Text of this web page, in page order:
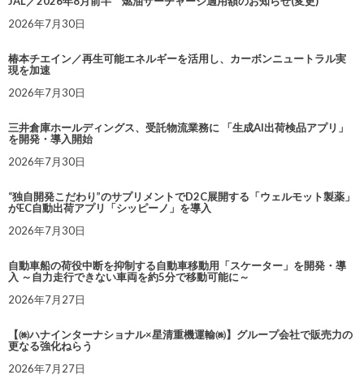
2026年7月30日
椿本チエイン／再生可能エネルギーを活用し、カーボンニュートラル実
現を加速
2026年7月30日
三井倉庫ホールディングス、受託物流業務に 「生成AI出荷検品アプリ」
を開発・導入開始
2026年7月30日
“独自開発こだわり”のサプリメントでD2C展開する「ウェルモット製薬」
がEC自動出荷アプリ「シッピーノ」を導入
2026年7月30日
自動車船の荷役中断を抑制する自動車移動用「スケーター」を開発・導
入 ～自力走行できない車両を約5分で移動可能に～
2026年7月27日
【㈱ハナインターナショナル×星清重機運輸㈱】グループ会社で販売力の
更なる強化ねらう
2026年7月27日